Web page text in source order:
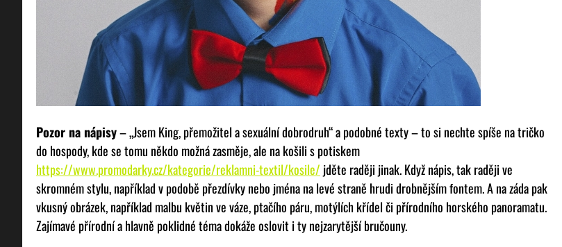
Pozor na nápisy– „Jsem King, přemožitel a sexuální dobrodruh“ a podobné texty – to si nechte spíše na tričko
do hospody, kde se tomu někdo možná zasměje, ale na košili s potiskem
https://www.promodarky.cz/kategorie/reklamni-textil/kosile/ jděte raději jinak. Když nápis, tak raději ve
skromném stylu, například v podobě přezdívky nebo jména na levé straně hrudi drobnějším fontem. A na záda pak
vkusný obrázek, například malbu květin ve váze, ptačího páru, motýlích křídel či přírodního horského panoramatu.
Zajímavé přírodní a hlavně poklidné téma dokáže oslovit i ty nejzarytější bručouny.